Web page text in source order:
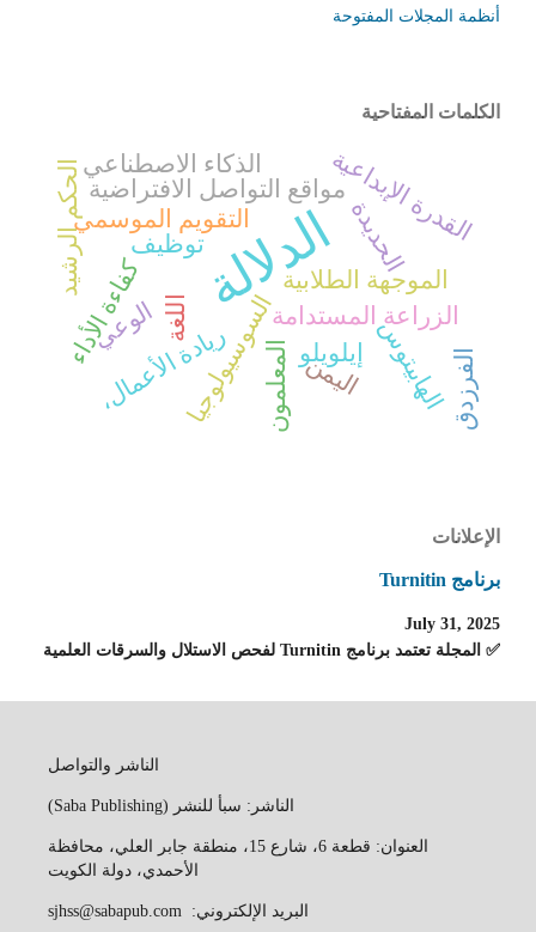
أنظمة المجلات المفتوحة
الكلمات المفتاحية
الدلالةالتقويم الموسمي
اللغة الوعي
الموجهة الطلابية
مواقع التواصل الافتراضية
توظيف
السوسيولوجيا إيلويلو
الزراعة المستدامة
ريادة الأعمال،
القدرة الإبداعية
كفاءة الأداء الهابيتوس اليمنالمعلمون
الذكاء الاصطناعي
الحديدة الحكم الرشيد
الفرزدق
الإعلانات
برنامج Turnitin
July 31, 2025
✅ المجلة تعتمد برنامج Turnitin لفحص الاستلال والسرقات العلمية
الناشر والتواصل
الناشر: سبأ للنشر (Saba Publishing)
العنوان: قطعة 6، شارع 15، منطقة جابر العلي، محافظة
الأحمدي، دولة الكويت
البريد الإلكتروني: sjhss@sabapub.com